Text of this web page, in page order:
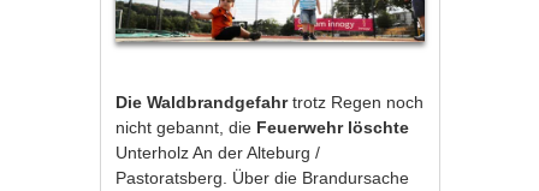
Die Waldbrandgefahrtrotz Regen noch
nicht gebannt, die Feuerwehr löschte
Unterholz An der Alteburg /
Pastoratsberg. Über die Brandursache